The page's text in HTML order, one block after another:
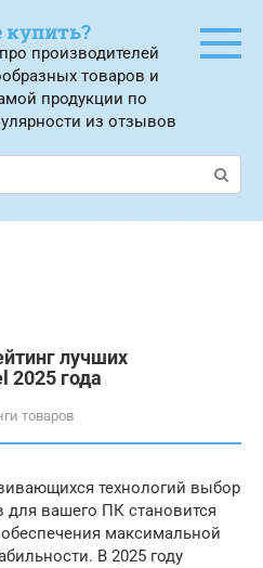
купить?
производителей
товаров и
продукции по
из отзывов
лучших
2025 года
товаров
технологий выбор
вашего ПК становится
максимальной
В 2025 году